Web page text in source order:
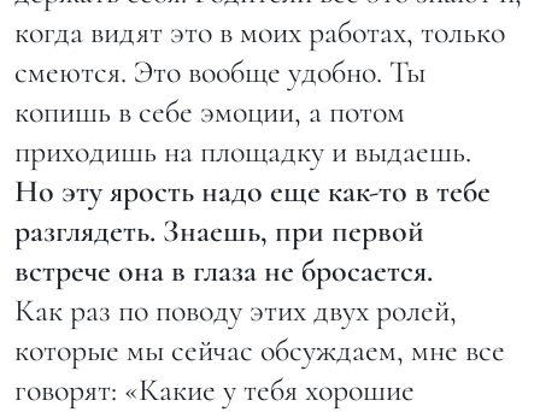
когда видят это в моих работах, только
смеются. Это вообще удобно. Ты
копишь в себе эмоции, а потом
приходишь на площадку и выдаешь.
Но эту ярость надо еще как-то в тебе
разглядеть. Знаешь, при первой
встрече она в глаза не бросается.
Как раз по поводу этих двух ролей,
которые мы сейчас обсуждаем, мне все
говорят: «Какие у тебя хорошие